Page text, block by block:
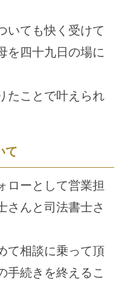
いても快く受けて
を四十九日の場に
たことで叶えられ
て
ローとして営業担
さんと司法書士さ
て相談に乗って頂
手続きを終えるこ